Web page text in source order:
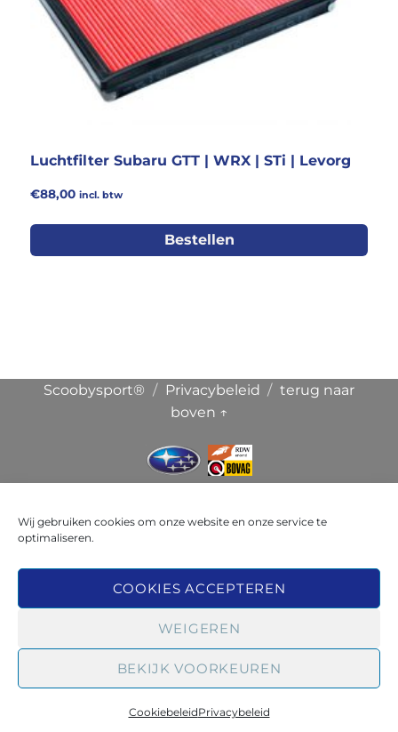
Wij gebruiken cookies om onze website en onze service te
optimaliseren.
COOKIES ACCEPTEREN
WEIGEREN
BEKIJK VOORKEUREN
CookiebeleidPrivacybeleid
Luchtfilter Subaru GTT | WRX | STi | Levorg
€88,00 incl. btw
Bestellen
Scoobysport® Privacybeleid
terug naar
boven ↑
Broekauto & Scoobysport®
Klik hier om marketing cookies te